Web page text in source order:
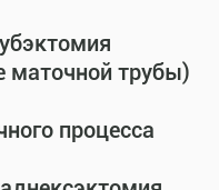
маточной трубы)
процесса